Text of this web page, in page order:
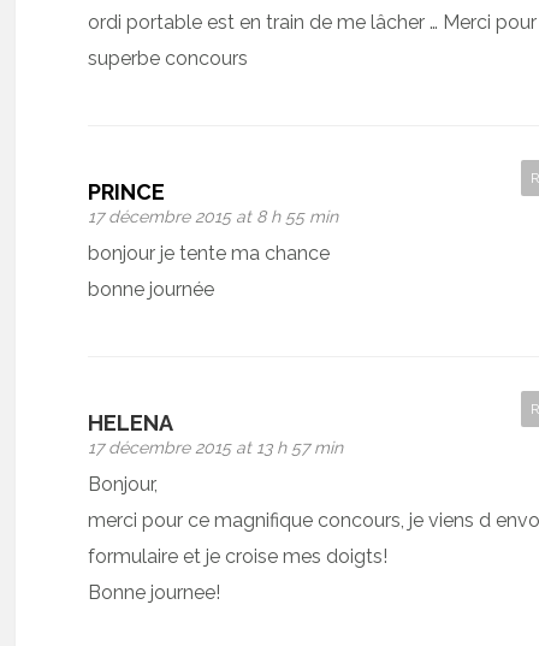
ordi portable est en train de me lâcher … Merci
superbe concours
PRINCE
17 décembre 2015 at 8 h 55 min
bonjour je tente ma chance
bonne journée
HELENA
17 décembre 2015 at 13 h 57 min
Bonjour,
merci pour ce magnifique concours, je viens d
formulaire et je croise mes doigts!
Bonne journee!